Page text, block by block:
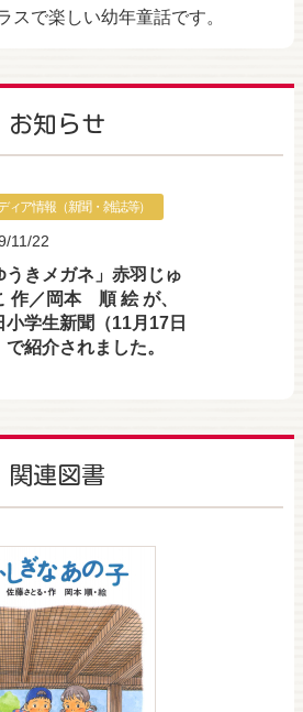
スで楽しい幼年童話です。
お知らせ
ィア情報（新聞・雑誌等）
11/22
うきメガネ」赤羽じゅ
作／岡本 順 絵 が、
小学生新聞（11月17日
で紹介されました。
関連図書